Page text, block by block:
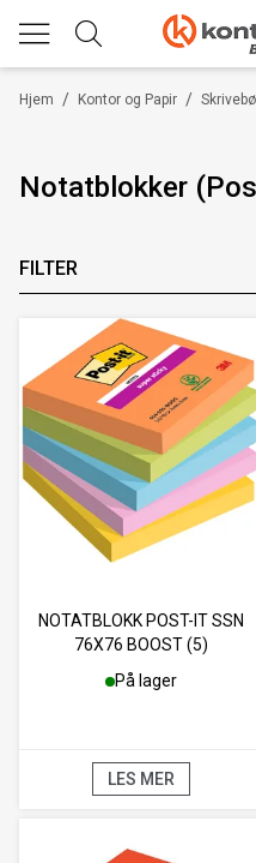
/
Hjem /
Kontor og Papir
Notatblokker
FILTER
NOTATBLOKK POST-IT SSN
76X76 BOOST (5)
På lager
LES MER